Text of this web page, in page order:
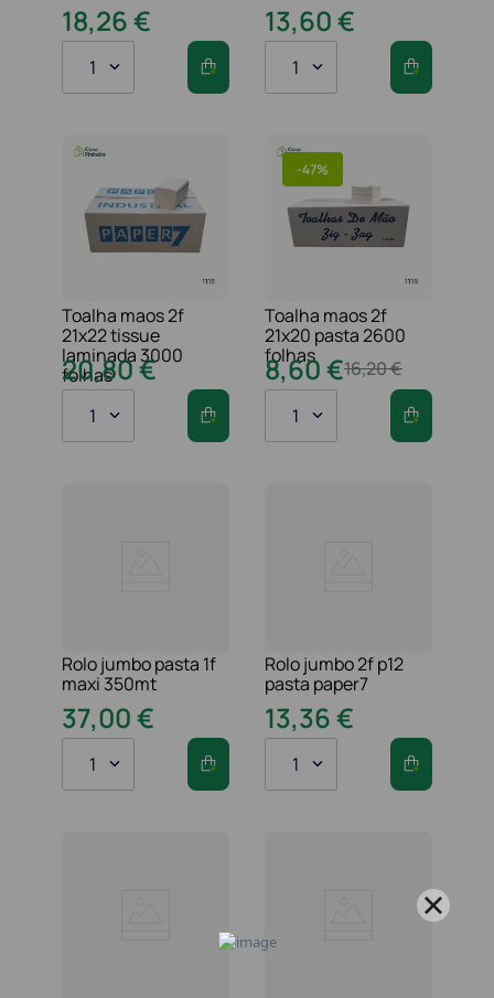
18,26€
1
13,60€
1
Toalha maos 2f
21x22 tissue
laminada 3000
folhas
20,80€
1
-47%
Toalha maos 2f
21x20 pasta 2600
folhas
16,20€
8,60€
1
Rolo jumbo pasta 1f
maxi 350mt
37,00€
1
Rolo jumbo 2f p12
pasta paper7
13,36€
1